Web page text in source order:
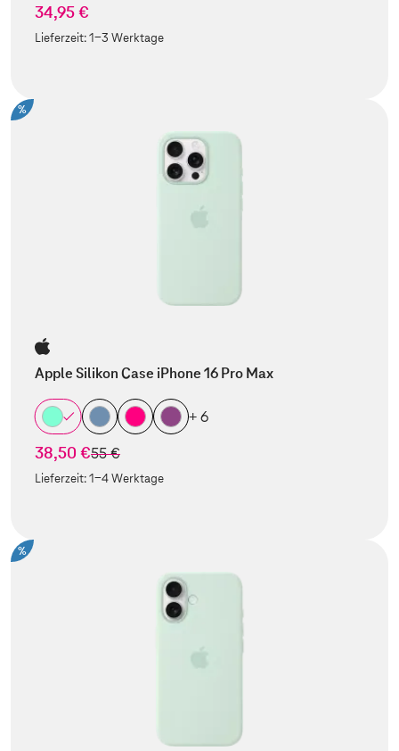
34,95 €
Lieferzeit:1-3 Werktage
%
Apple Silikon Case iPhone 16 Pro Max
+ 6
38,50 €statt
55 €
Lieferzeit:1-4 Werktage
%